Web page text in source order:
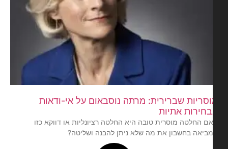
שברירית: מרתה נוסבאום על אי-ודאות
אתיות
החלטה מוסרית טובה היא החלטה רציונליות או דווקא כזו
בחשבון את מה שלא ניתן להבנה ושליטה?